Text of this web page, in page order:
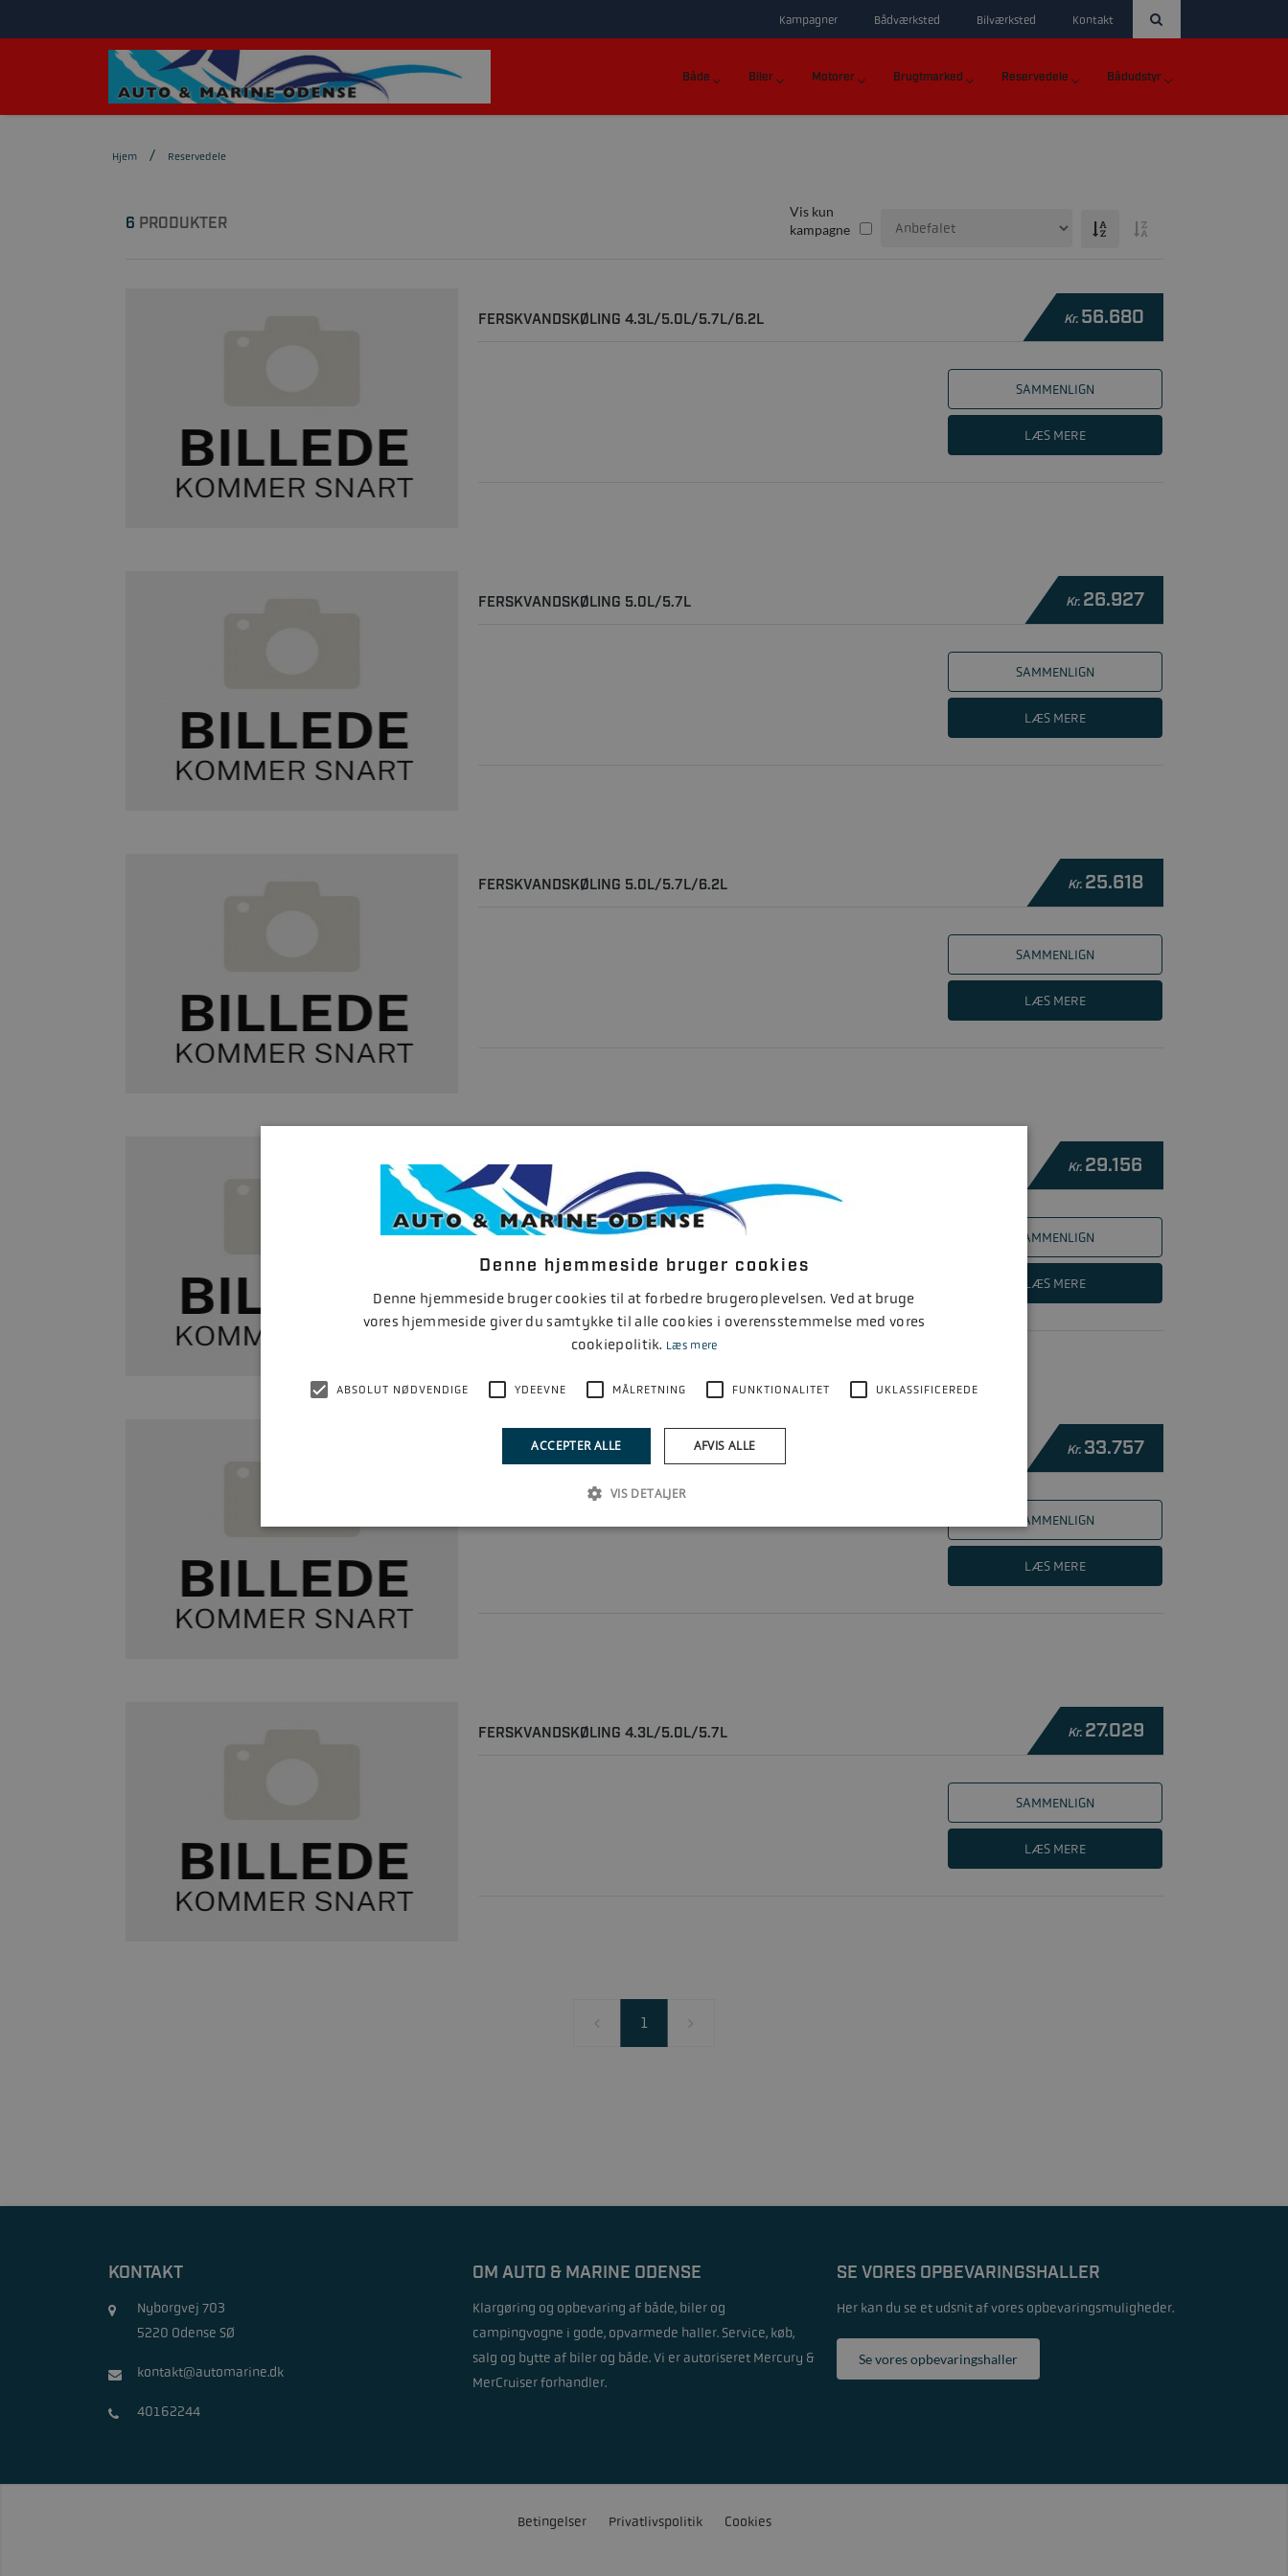
Kampagner Bådværksted Bilværksted Kontakt
Både Biler Motorer Brugtmarked Reservedele Bådudstyr
Hjem Reservedele
6 PRODUKTER
Vis kun
kampagne
FERSKVANDSKØLING 4.3L/5.0L/5.7L/6.2L Kr. 56.680
SAMMENLIGN
LÆS MERE
FERSKVANDSKØLING 5.0L/5.7L Kr. 26.927
SAMMENLIGN
LÆS MERE
FERSKVANDSKØLING 5.0L/5.7L/6.2L Kr. 25.618
SAMMENLIGN
LÆS MERE
FERSKVANDSKØLING 7.4L/8.2L Kr. 29.156
SAMMENLIGN
LÆS MERE
FERSKVANDSKØLING 2.5L/3.0L Kr. 33.757
SAMMENLIGN
LÆS MERE
FERSKVANDSKØLING 4.3L/5.0L/5.7L Kr. 27.029
SAMMENLIGN
LÆS MERE
1
KONTAKT
Nyborgvej 703
5220 Odense SØ
kontakt@automarine.dk
40162244
OM AUTO & MARINE ODENSE
Klargøring og opbevaring af både, biler og
campingvogne i gode, opvarmede haller. Service, køb,
salg og bytte af biler og både. Vi er autoriseret Mercury &
MerCruiser forhandler.
SE VORES OPBEVARINGSHALLER
Her kan du se et udsnit af vores opbevaringsmuligheder.
Se vores opbevaringshaller
Betingelser Privatlivspolitik Cookies
Denne hjemmeside bruger cookies
Denne hjemmeside bruger cookies til at forbedre brugeroplevelsen. Ved at bruge
vores hjemmeside giver du samtykke til alle cookies i overensstemmelse med vores
cookiepolitik. Læs mere
ABSOLUT NØDVENDIGE YDEEVNE MÅLRETNING FUNKTIONALITET UKLASSIFICEREDE
ACCEPTER ALLE AFVIS ALLE
VIS DETALJER